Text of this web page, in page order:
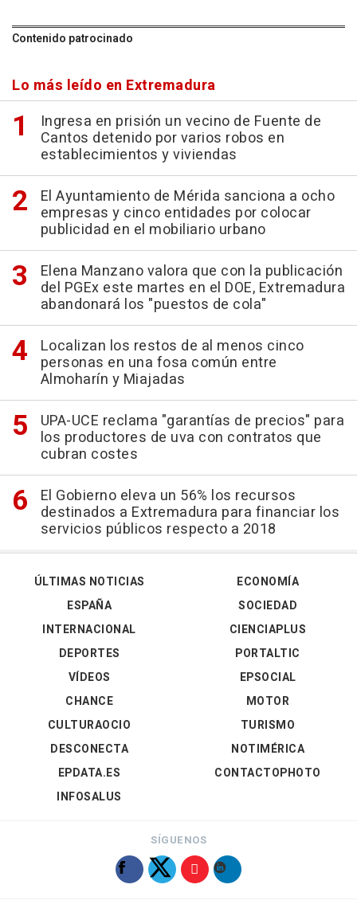
Contenido patrocinado
Lo más leído en Extremadura
Ingresa en prisión un vecino de Fuente de
Cantos detenido por varios robos en
establecimientos y viviendas
El Ayuntamiento de Mérida sanciona a ocho
empresas y cinco entidades por colocar
publicidad en el mobiliario urbano
Elena Manzano valora que con la publicación
del PGEx este martes en el DOE, Extremadura
abandonará los "puestos de cola"
Localizan los restos de al menos cinco
personas en una fosa común entre
Almoharín y Miajadas
UPA-UCE reclama "garantías de precios" para
los productores de uva con contratos que
cubran costes
El Gobierno eleva un 56% los recursos
destinados a Extremadura para financiar los
servicios públicos respecto a 2018
ÚLTIMAS NOTICIAS
ESPAÑA
INTERNACIONAL
DEPORTES
VÍDEOS
ECONOMÍA
SOCIEDAD
CIENCIAPLUS
PORTALTIC
EPSOCIAL
CHANCE
CULTURAOCIO
DESCONECTA
EPDATA.ES
INFOSALUS
MOTOR
TURISMO
NOTIMÉRICA
CONTACTOPHOTO
SÍGUENOS